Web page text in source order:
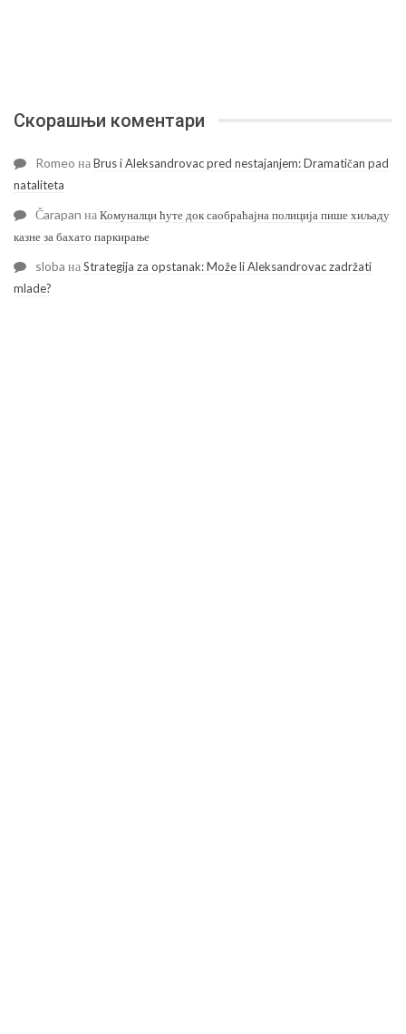
Скорашњи коментари
Romeo наBrus i Aleksandrovac pred nestajanjem: Dramatičan pad
nataliteta
Čarapan наКомуналци ћуте док саобраћајна полиција пише хиљаду
казне за бахато паркирање
sloba наStrategija za opstanak: Može li Aleksandrovac zadržati
mlade?